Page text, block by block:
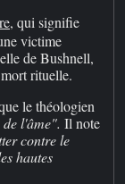
, qui signifie
victime
de Bushnell,
rituelle.
le théologien
l'âme". Il note
contre le
hautes